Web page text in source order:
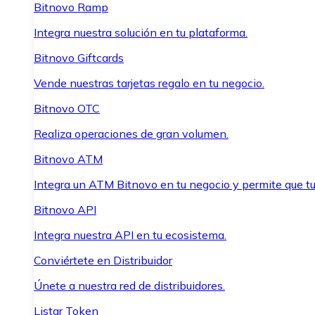
Bitnovo Ramp
Integra nuestra solución en tu plataforma.
Bitnovo Giftcards
Vende nuestras tarjetas regalo en tu negocio.
Bitnovo OTC
Realiza operaciones de gran volumen.
Bitnovo ATM
Integra un ATM Bitnovo en tu negocio y permite que
Bitnovo API
Integra nuestra API en tu ecosistema.
Conviértete en Distribuidor
Únete a nuestra red de distribuidores.
Listar Token